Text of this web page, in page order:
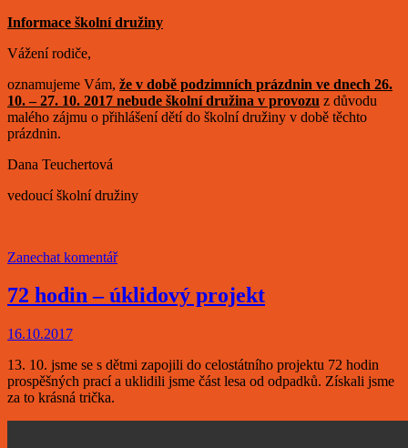
Informace školní družiny
Vážení rodiče,
oznamujeme Vám, že v době podzimních prázdnin ve dnech 26.
10. – 27. 10. 2017 nebude školní družina v provozu z důvodu
malého zájmu o přihlášení dětí do školní družiny v době těchto
prázdnin.
Dana Teuchertová
vedoucí školní družiny
Zanechat komentář
72 hodin – úklidový projekt
16.10.2017
13. 10. jsme se s dětmi zapojili do celostátního projektu 72 hodin
prospěšných prací a uklidili jsme část lesa od odpadků. Získali jsme
za to krásná trička.